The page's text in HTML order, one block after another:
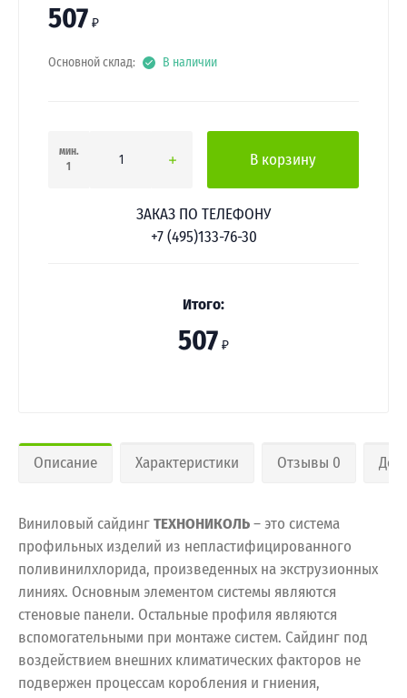
507 ₽
Основной склад: В наличии
мин.
1
В корзину
ЗАКАЗ ПО ТЕЛЕФОНУ
+7 (495)133-76-30
Итого:
507 ₽
Описание Характеристики Отзывы 0
Виниловый сайдингТЕХНОНИКОЛЬ– это система
профильных изделий из непластифицированного
поливинилхлорида, произведенных на экструзионных
линиях. Основным элементом системы являются
стеновые панели. Остальные профиля являются
вспомогательными при монтаже систем. Сайдинг под
воздействием внешних климатических факторов не
подвержен процессам коробления и гниения,